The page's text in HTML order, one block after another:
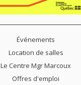
Événements
Location de salles
Le Centre Mgr Marcoux
Offres d'emploi